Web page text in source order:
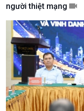
Giới thiệu
người thiệt mạng